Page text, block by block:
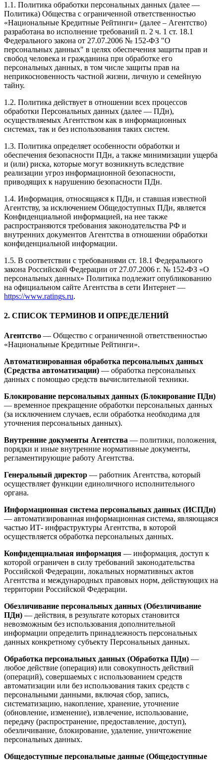
1.1. Политика обработки персональных данных (далее —
Политика) Общества с ограниченной ответственностью
«Национальные Кредитные Рейтинги» (далее – Агентство)
разработана во исполнение требований п. 2 ч. 1 ст. 18.1
Федерального закона от 27.07.2006 № 152-ФЗ "О
персональных данных" в целях обеспечения защиты прав и
свобод человека и гражданина при обработке его
персональных данных, в том числе защиты прав на
неприкосновенность частной жизни, личную и семейную
тайну.
1.2. Политика действует в отношении всех процессов
обработки Персональных данных (далее — ПДн),
осуществляемых Агентством как в информационных
системах, так и без использования таких систем.
1.3. Политика определяет особенности обработки и
обеспечения безопасности ПДн, а также минимизации ущерба
и (или) риска, которые могут возникнуть вследствие
реализации угроз информационной безопасности,
приводящих к нарушению безопасности ПДн.
1.4. Информация, относящаяся к ПДн, и ставшая известной
Агентству, за исключением Общедоступных ПДн, является
Конфиденциальной информацией, на нее также
распространяются требования законодательства РФ и
внутренних документов Агентства в отношении обработки
конфиденциальной информации.
1.5. В соответствии с требованиями ст. 18.1 Федерального
закона Российской Федерации от 27.07.2006 г. № 152-ФЗ «О
персональных данных» Политика подлежит опубликованию
на официальном сайте Агентства в сети Интернет —
https://www.ratings.ru.
2. СПИСОК ТЕРМИНОВ И ОПРЕДЕЛЕНИЙ
Агентство — Общество с ограниченной ответственностью
«Национальные Кредитные Рейтинги».
Автоматизированная обработка персональных данных
(Средства автоматизации) — обработка персональных
данных с помощью средств вычислительной техники.
Блокирование персональных данных (Блокирование ПДн)
— временное прекращение обработки персональных данных
(за исключением случаев, если обработка необходима для
уточнения персональных данных).
Внутренние документы Агентства — политики, положения,
порядки и иные внутренние нормативные документы,
регламентирующие работу Агентства.
Генеральный директор — работник Агентства, который
осуществляет функции единоличного исполнительного
органа.
Информационная система персональных данных (ИСПДн)
— автоматизированная информационная система, являющаяся
частью ИТ- инфраструктуры Агентства, в которой
осуществляется обработка персональных данных.
Конфиденциальная информация — информация, доступ к
которой ограничен в силу требований законодательства
Российской Федерации, локальных нормативных актов
Агентства и международных правовых норм, действующих на
территории Российской Федерации.
Обезличивание персональных данных (Обезличивание
ПДн) — действия, в результате которых становится
невозможным без использования дополнительной
информации определить принадлежность персональных
данных конкретному субъекту Персональных данных.
Обработка персональных данных (Обработка ПДн) —
любое действие (операция) или совокупность действий
(операций), совершаемых с использованием средств
автоматизации или без использования таких средств с
персональными данными, включая сбор, запись,
систематизацию, накопление, хранение, уточнение
(обновление, изменение), извлечение, использование,
передачу (распространение, предоставление, доступ),
обезличивание, блокирование, удаление, уничтожение
персональных данных.
Общедоступные персональные данные (Общедоступные